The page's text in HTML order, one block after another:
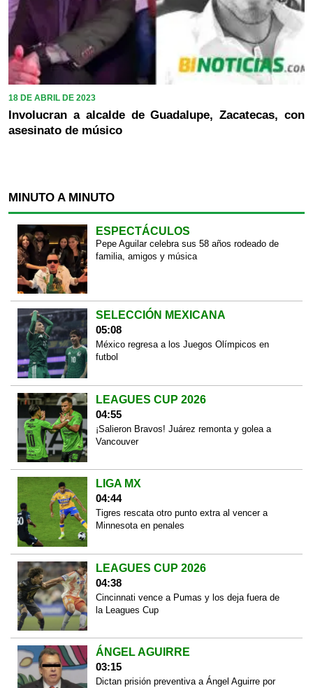
18 DE ABRIL DE 2023
Involucran a alcalde de Guadalupe, Zacatecas, con
asesinato de músico
MINUTO A MINUTO
ESPECTÁCULOS
Pepe Aguilar celebra sus 58 años rodeado de
familia, amigos y música
SELECCIÓN MEXICANA
05:08
México regresa a los Juegos Olímpicos en
futbol
LEAGUES CUP 2026
04:55
¡Salieron Bravos! Juárez remonta y golea a
Vancouver
LIGA MX
04:44
Tigres rescata otro punto extra al vencer a
Minnesota en penales
LEAGUES CUP 2026
04:38
Cincinnati vence a Pumas y los deja fuera de
la Leagues Cup
ÁNGEL AGUIRRE
03:15
Dictan prisión preventiva a Ángel Aguirre por